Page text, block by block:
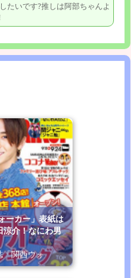
たいです?推しは阿部ちゃんよ
ーカー」表紙は
涼介！なにわ男
「関西ウォ